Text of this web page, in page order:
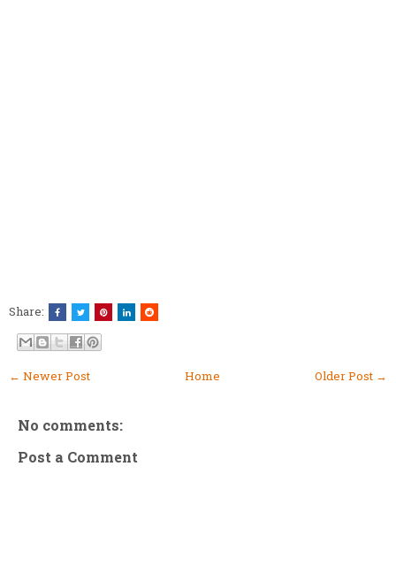
Share:
← Newer Post Older Post →
Home
No comments:
Post a Comment